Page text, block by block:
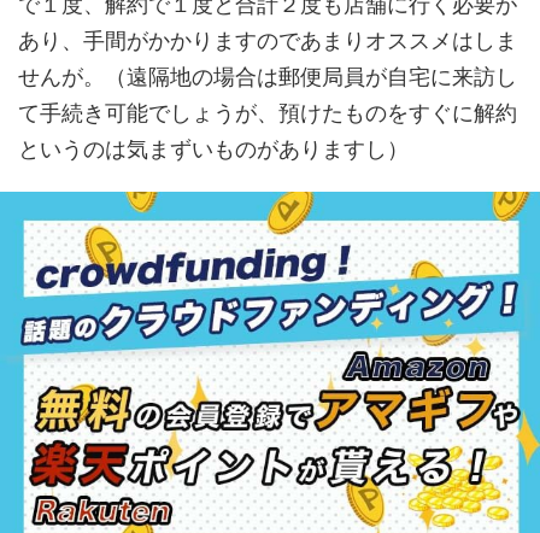
あり、手間がかかりますのであまりオススメはしま
せんが。（遠隔地の場合は郵便局員が自宅に来訪し
て手続き可能でしょうが、預けたものをすぐに解約
というのは気まずいものがありますし）